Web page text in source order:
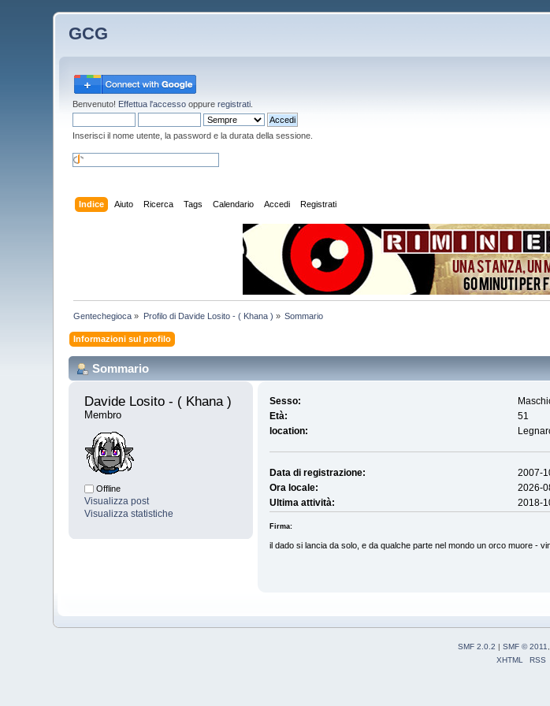
GCG
Benvenuto! Effettua l'accesso oppureregistrati
Inserisci il nome utente, la password e la durata della sessione.
Indice Aiuto Ricerca Tags Calendario Accedi Registrati
Gentechegioca » Profilo di Davide Losito - ( Khana ) » Sommario
Informazioni sul profilo
Sommario
Davide Losito - ( Khana )
Membro
Offline
Visualizza post
Visualizza statistiche
Sesso:
Età:
51
location:
Data di registrazione:
2007-
Ora locale:
2026-
Ultima attività:
2018-
Firma:
il dado si lancia da solo, e da qualche parte nel mondo un orco muore -
SMF 2.0.2 | SMF © 2011
XHTML
RSS